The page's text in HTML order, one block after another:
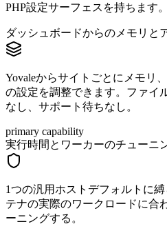
PHP設定サーフェスを持ちます。
ダッシュボードからのメモリと
Yovaleからサイトごとにメモリ
の設定を調整できます。ファイ
なし、サポート待ちなし。
primary capability
実行時間とワーカーのチューニ
1つの汎用ホストデフォルトに
テナの実際のワークロードに合
ーニングする。